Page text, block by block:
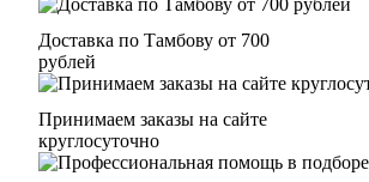
Доставка по Тамбову от 700
рублей
Принимаем заказы на сайте
круглосуточно